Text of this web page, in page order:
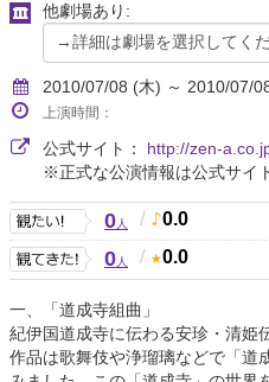
他劇場あり:
2010/07/08 (木) ～ 2010/07/
上演時間：
公式サイト： http://zen-
※正式な公演情報は公式サイ
0人 / 0.0
0人 / 0.0
一、「道成寺組曲」
紀伊国道成寺に伝わる安珍・清姫
作品は歌舞伎や浄瑠璃などで「道